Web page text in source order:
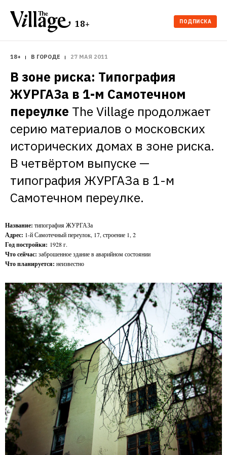
18+ ПОДПИСКА
18+ В ГОРОДЕ 27 МАЯ 2011
В зоне риска: Типография
ЖУРГАЗа в 1-м Самотечном
переулке The Village продолжает
серию материалов о московских
исторических домах в зоне риска.
В четвёртом выпуске —
типография ЖУРГАЗа в 1-м
Самотечном переулке.
Название: типография ЖУРГАЗа
Адрес: 1-й Самотечный переулок, 17, строение 1, 2
Год постройки: 1928 г.
Что сейчас: заброшенное здание в аварийном состоянии
Что планируется: неизвестно